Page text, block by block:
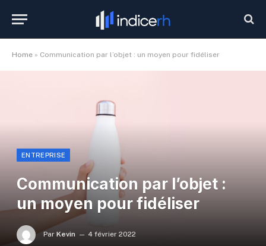
Home » Communication par l’objet : un moyen pour fidéliser
ENTREPRISE
Communication par l’objet :
un moyen pour fidéliser
Par Kevin 4 février 2022